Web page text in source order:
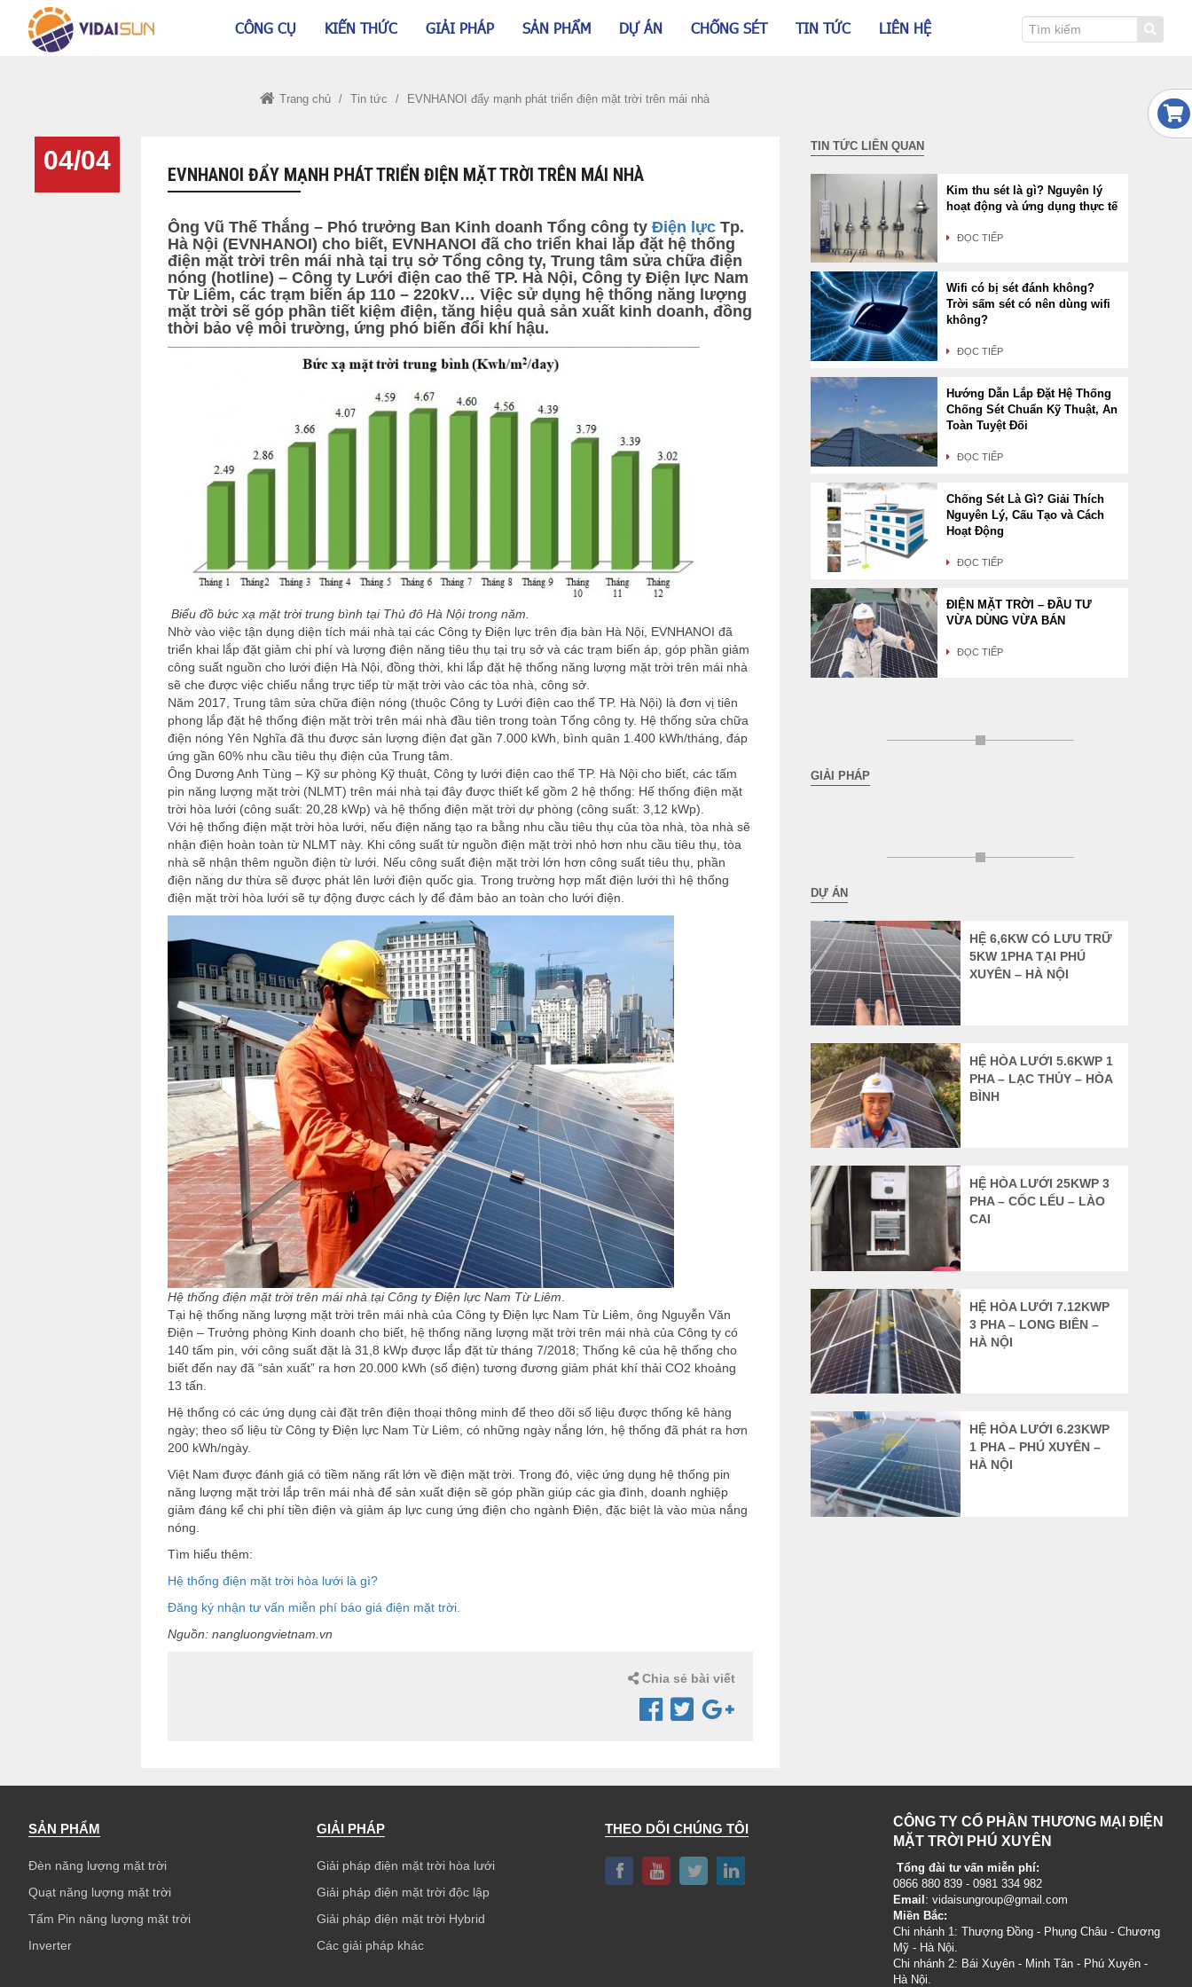
CÔNG CỤ KIẾN THỨC GIẢI PHÁP SẢN PHẨM DỰ ÁN CHỐNG SÉT TIN TỨC LIÊN HỆ
Trang chủ / Tin tức / EVNHANOI đẩy mạnh phát triển điện mặt trời trên mái nhà
04/04 EVNHANOI ĐẨY MẠNH PHÁT TRIỂN ĐIỆN MẶT TRỜI TRÊN MÁI NHÀ
Ông Vũ Thế Thắng – Phó trưởng Ban Kinh doanh Tổng công ty Điện lực Tp.
Hà Nội (EVNHANOI) cho biết, EVNHANOI đã cho triển khai lắp đặt hệ thống
điện mặt trời trên mái nhà tại trụ sở Tổng công ty, Trung tâm sửa chữa điện
nóng (hotline) – Công ty Lưới điện cao thế TP. Hà Nội, Công ty Điện lực Nam
Từ Liêm, các trạm biến áp 110 – 220kV… Việc sử dụng hệ thống năng lượng
mặt trời sẽ góp phần tiết kiệm điện, tăng hiệu quả sản xuất kinh doanh, đồng
thời bảo vệ môi trường, ứng phó biến đổi khí hậu.
Biểu đồ bức xạ mặt trời trung bình tại Thủ đô Hà Nội trong năm.
Nhờ vào việc tận dụng diện tích mái nhà tại các Công ty Điện lực trên địa bàn Hà Nội, EVNHANOI đã
triển khai lắp đặt giảm chi phí và lượng điện năng tiêu thụ tại trụ sở và các trạm biến áp, góp phần giảm
công suất nguồn cho lưới điện Hà Nội, đồng thời, khi lắp đặt hệ thống năng lượng mặt trời trên mái nhà
sẽ che được việc chiếu nắng trực tiếp từ mặt trời vào các tòa nhà, công sở.
Năm 2017, Trung tâm sửa chữa điện nóng (thuộc Công ty Lưới điện cao thế TP. Hà Nội) là đơn vị tiên
phong lắp đặt hệ thống điện mặt trời trên mái nhà đầu tiên trong toàn Tổng công ty. Hệ thống sửa chữa
điện nóng Yên Nghĩa đã thu được sản lượng điện đạt gần 7.000 kWh, bình quân 1.400 kWh/tháng, đáp
ứng gần 60% nhu cầu tiêu thụ điện của Trung tâm.
Ông Dương Anh Tùng – Kỹ sư phòng Kỹ thuật, Công ty lưới điện cao thế TP. Hà Nội cho biết, các tấm
pin năng lượng mặt trời (NLMT) trên mái nhà tại đây được thiết kế gồm 2 hệ thống: Hế thống điện mặt
trời hòa lưới (công suất: 20,28 kWp) và hệ thống điện mặt trời dự phòng (công suất: 3,12 kWp).
Với hệ thống điện mặt trời hòa lưới, nếu điện năng tạo ra bằng nhu cầu tiêu thụ của tòa nhà, tòa nhà sẽ
nhận điện hoàn toàn từ NLMT này. Khi công suất từ nguồn điện mặt trời nhỏ hơn nhu cầu tiêu thụ, tòa
nhà sẽ nhận thêm nguồn điện từ lưới. Nếu công suất điện mặt trời lớn hơn công suất tiêu thụ, phần
điện năng dư thừa sẽ được phát lên lưới điện quốc gia. Trong trường hợp mất điện lưới thì hệ thống
điện mặt trời hòa lưới sẽ tự động được cách ly để đảm bảo an toàn cho lưới điện.
Hệ thống điện mặt trời trên mái nhà tại Công ty Điện lực Nam Từ Liêm
Tại hệ thống năng lượng mặt trời trên mái nhà của Công ty Điện lực Nam Từ Liêm, ông Nguyễn Văn
Điện – Trưởng phòng Kinh doanh cho biết, hệ thống năng lượng mặt trời trên mái nhà của Công ty có
140 tấm pin, với công suất đặt là 31,8 kWp được lắp đặt từ tháng 7/2018; Thống kê của hệ thống cho
biết đến nay đã “sản xuất” ra hơn 20.000 kWh (số điện) tương đương giảm phát khí thải CO2 khoảng
13 tấn.
Hệ thống có các ứng dụng cài đặt trên điện thoại thông minh để theo dõi số liệu được thống kê hàng
ngày; theo số liệu từ Công ty Điện lực Nam Từ Liêm, có những ngày nắng lớn, hệ thống đã phát ra hơn
200 kWh/ngày.
Việt Nam được đánh giá có tiềm năng rất lớn về điện mặt trời. Trong đó, việc ứng dụng hệ thống pin
năng lượng mặt trời lắp trên mái nhà để sản xuất điện sẽ góp phần giúp các gia đình, doanh nghiệp
giảm đáng kể chi phí tiền điện và giảm áp lực cung ứng điện cho ngành Điện, đặc biệt là vào mùa nắng
nóng.
Tìm hiểu thêm:
Hệ thống điện mặt trời hòa lưới là gì?
Đăng ký nhận tư vấn miễn phí báo giá điện mặt trời.
Nguồn: nangluongvietnam.vn
Chia sẻ bài viết
TIN TỨC LIÊN QUAN
Kim thu sét là gì? Nguyên lý
hoạt động và ứng dụng thực tế
ĐỌC TIẾP
Wifi có bị sét đánh không?
Trời sấm sét có nên dùng wifi
không?
ĐỌC TIẾP
Hướng Dẫn Lắp Đặt Hệ Thống
Chống Sét Chuẩn Kỹ Thuật, An
Toàn Tuyệt Đối
ĐỌC TIẾP
Chống Sét Là Gì? Giải Thích
Nguyên Lý, Cấu Tạo và Cách
Hoạt Động
ĐỌC TIẾP
ĐIỆN MẶT TRỜI – ĐẦU TƯ
VỪA DÙNG VỪA BÁN
ĐỌC TIẾP
GIẢI PHÁP
DỰ ÁN
HỆ 6,6KW CÓ LƯU TRỮ
5KW 1PHA TẠI PHÚ
XUYÊN – HÀ NỘI
HỆ HÒA LƯỚI 5.6KWP 1
PHA – LẠC THỦY – HÒA
BÌNH
HỆ HÒA LƯỚI 25KWP 3
PHA – CỐC LẾU – LÀO
CAI
HỆ HÒA LƯỚI 7.12KWP
3 PHA – LONG BIÊN –
HÀ NỘI
HỆ HÒA LƯỚI 6.23KWP
1 PHA – PHÚ XUYÊN –
HÀ NỘI
SẢN PHẨM
Đèn năng lượng mặt trời
Quạt năng lượng mặt trời
Tấm Pin năng lượng mặt trời
Inverter
GIẢI PHÁP
Giải pháp điện mặt trời hòa lưới
Giải pháp điện mặt trời độc lập
Giải pháp điện mặt trời Hybrid
Các giải pháp khác
THEO DÕI CHÚNG TÔI
CÔNG TY CỔ PHẦN THƯƠNG MẠI ĐIỆN
MẶT TRỜI PHÚ XUYÊN
Tổng đài tư vấn miễn phí:
0866 880 839 - 0981 334 982
Email : vidaisungroup@gmail.com
Miền Bắc:
Chi nhánh 1: Thượng Đồng - Phụng Châu - Chương
Mỹ - Hà Nội.
Chi nhánh 2: Bái Xuyên - Minh Tân - Phú Xuyên -
Hà Nội.